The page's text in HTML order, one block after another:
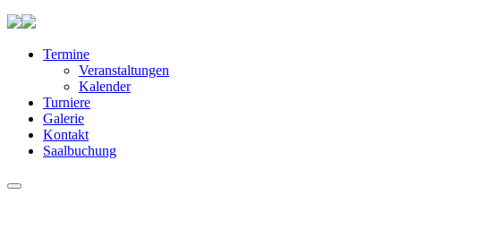
Termine
Veranstaltungen
Kalender
Turniere
Galerie
Kontakt
Saalbuchung